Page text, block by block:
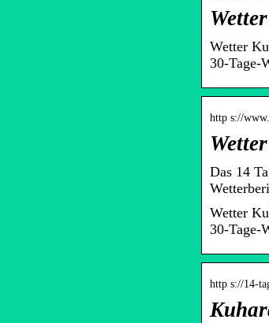
Wetter
30-Tage-
http s://
Das 14
Wetter
30-Tage-
http s://14-